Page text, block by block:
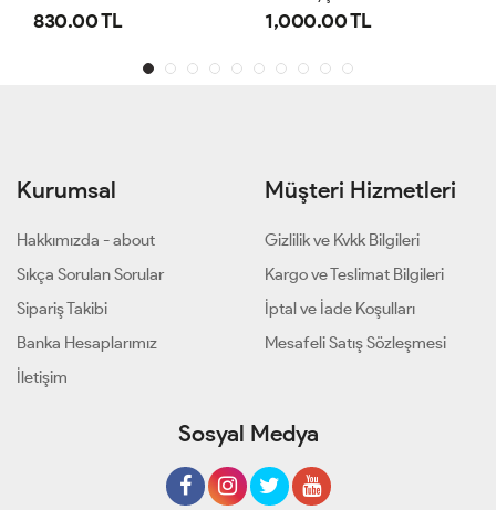
1,000.00 TL 800.00 TL
Kurumsal
Hakkımızda - about
Sıkça Sorulan Sorular
Sipariş Takibi
Banka Hesaplarımız
İletişim
Müşteri Hizmetleri
Gizlilik ve Kvkk Bilgileri
Kargo ve Teslimat Bilgileri
İptal ve İade Koşulları
Mesafeli Satış Sözleşmesi
Sosyal Medya